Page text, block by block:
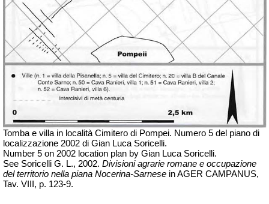
Tomba e villa in località Cimitero di Pompei. Numero 5 del piano di
localizzazione 2002 di Gian Luca Soricelli.
Number 5 on 2002 location plan by Gian Luca Soricelli.
See Soricelli G. L., 2002. Divisioni agrarie romane e occupazione
del territorio nella piana Nocerina-Sarnese in AGER CAMPANUS,
Tav. VIII, p. 123-9.